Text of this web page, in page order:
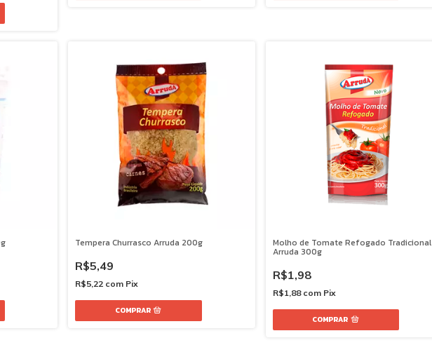
Tempera Churrasco Arruda 200g
R$5,49
R$5,22 com Pix
Molho de Tomate Refogado Tradicional
Arruda 300g
R$1,98
R$1,88 com Pix